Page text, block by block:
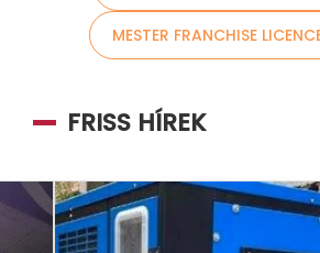
MESTER FRANCHISE
FRISS HÍREK